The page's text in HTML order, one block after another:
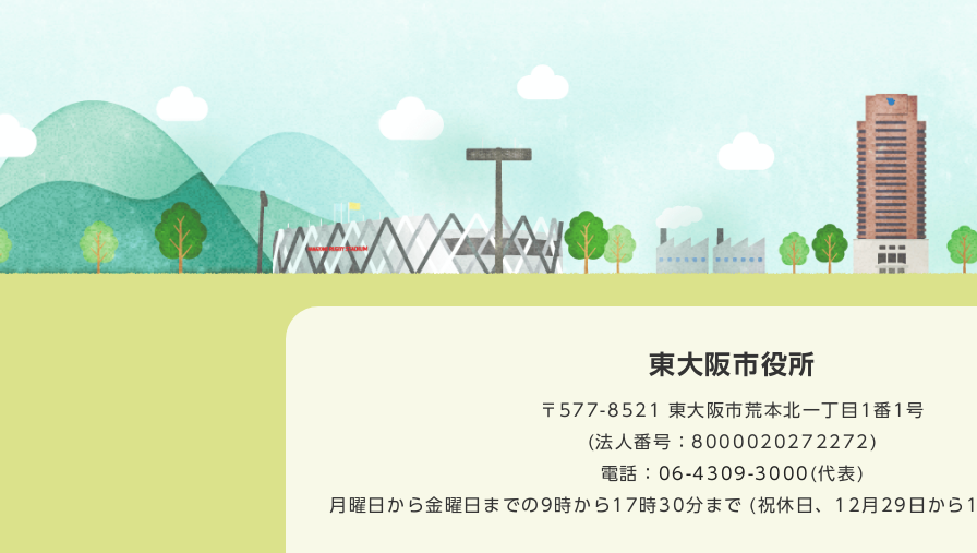
東大阪市役所
〒577-8521
東大阪市荒本北一丁目1番1号
(法人番号：8000020272272)
電話： 06-4309-3000 (代表)
月曜日から金曜日までの9時から17時30分まで (祝休日、12月29日から